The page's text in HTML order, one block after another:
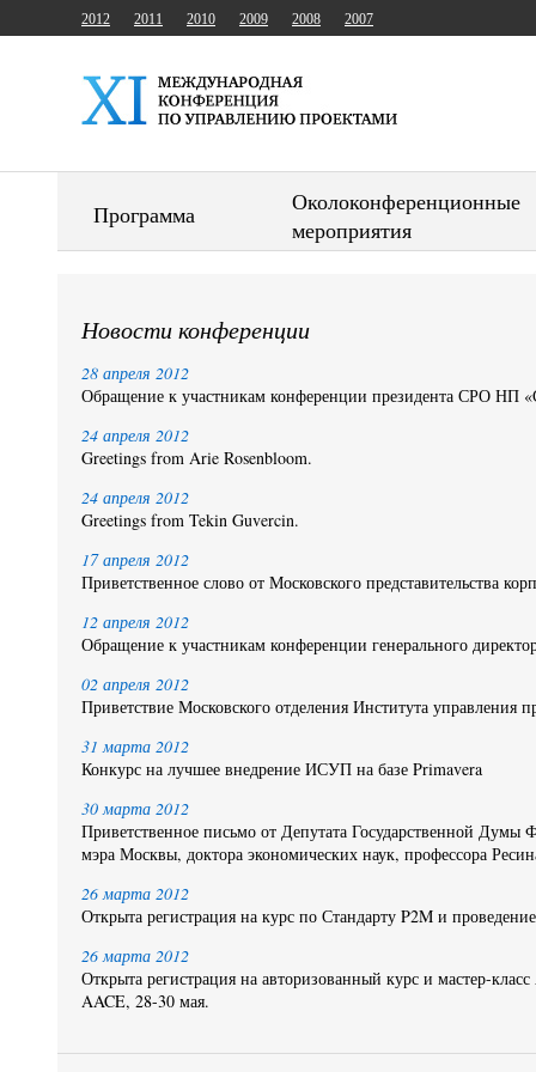
2012 2011 2010 2009 2008 2007
Программа
Околоконференционные
мероприятия
Новости конференции
28 апреля 2012
Обращение к участникам конференции президента СРО
24 апреля 2012
Greetings from Arie Rosenbloom.
24 апреля 2012
Greetings from Tekin Guvercin.
17 апреля 2012
Приветственное слово от Московского представительства
12 апреля 2012
Обращение к участникам конференции генерального
02 апреля 2012
Приветствие Московского отделения Института управления
31 марта 2012
Конкурс на лучшее внедрение ИСУП на базе Primavera
30 марта 2012
Приветственное письмо от Депутата Государственной Думы
мэра Москвы, доктора экономических наук, профессора
26 марта 2012
Открыта регистрация на курс по Стандарту P2M и
26 марта 2012
Открыта регистрация на авторизованный курс и мастер-
AACE, 28-30 мая.